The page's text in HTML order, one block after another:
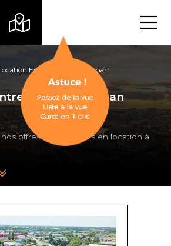
Menu
Entrepôt Montauban
à Montauban
offres de entrepôts en location à